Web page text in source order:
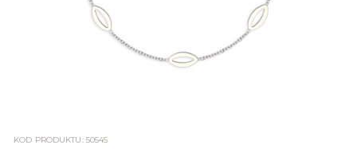
KOD PRODUKTU: 50545